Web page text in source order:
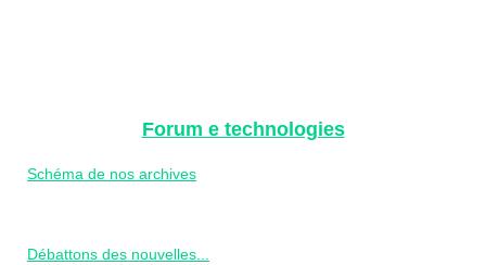
Forum e technologies
Schéma de nos archives
Débattons des nouvelles...